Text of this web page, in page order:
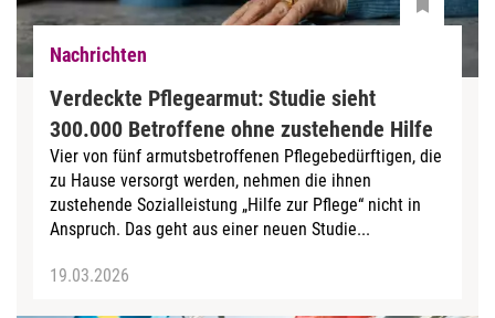
Nachrichten
Verdeckte Pflegearmut: Studie sieht
300.000 Betroffene ohne zustehende Hilfe
Vier von fünf armutsbetroffenen Pflegebedürftigen, die
zu Hause versorgt werden, nehmen die ihnen
zustehende Sozialleistung „Hilfe zur Pflege“ nicht in
Anspruch. Das geht aus einer neuen Studie...
19.03.2026